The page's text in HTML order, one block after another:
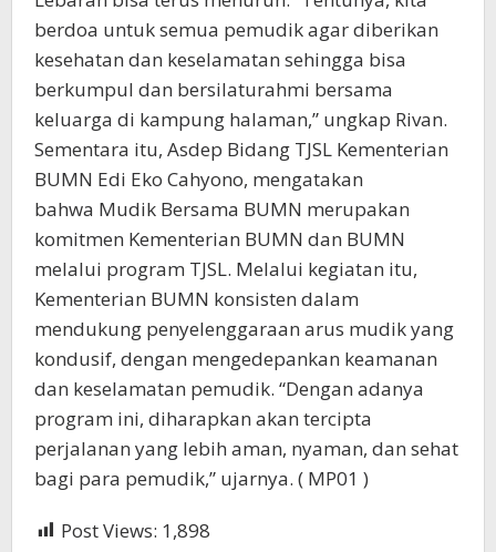
berdoa untuk semua pemudik agar diberikan
kesehatan dan keselamatan sehingga bisa
berkumpul dan bersilaturahmi bersama
keluarga di kampung halaman,” ungkap Rivan.
Sementara itu, Asdep Bidang TJSL Kementerian
BUMN Edi Eko Cahyono, mengatakan
bahwa Mudik Bersama BUMN merupakan
komitmen Kementerian BUMN dan BUMN
melalui program TJSL. Melalui kegiatan itu,
Kementerian BUMN konsisten dalam
mendukung penyelenggaraan arus mudik yang
kondusif, dengan mengedepankan keamanan
dan keselamatan pemudik. “Dengan adanya
program ini, diharapkan akan tercipta
perjalanan yang lebih aman, nyaman, dan sehat
bagi para pemudik,” ujarnya. ( MP01 )
Post Views: 1,898